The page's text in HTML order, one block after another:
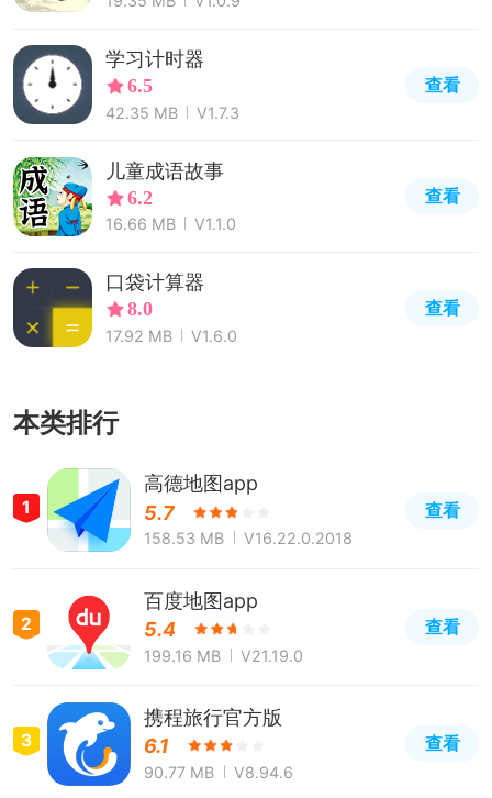
学习计时器
6.5
42.35 MB V1.7.3
查看
儿童成语故事
6.2
16.66 MB V1.1.0
查看
口袋计算器
8.0
17.92 MB V1.6.0
查看
本类排行
1
高德地图app
5.7
158.53 MB V16.22.0.2018
查看
2
百度地图app
5.4
199.16 MB V21.19.0
查看
3
携程旅行官方版
6.1
90.77 MB V8.94.6
查看